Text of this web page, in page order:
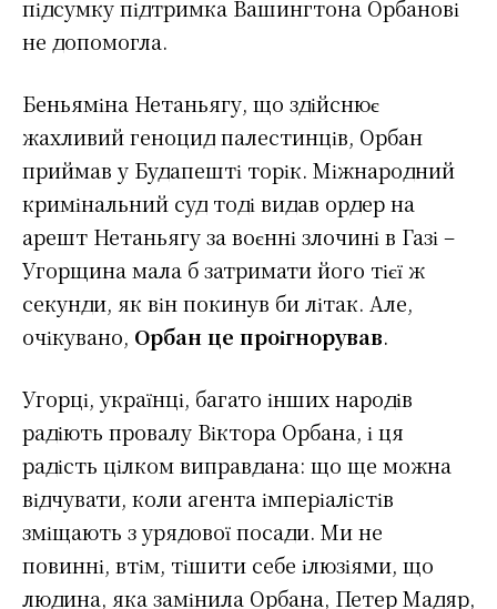
підсумку підтримка Вашингтона Орбанові
не допомогла.
Беньяміна Нетаньягу, що здійснює
жахливий геноцид палестинців, Орбан
приймав у Будапешті торік. Міжнародний
кримінальний суд тоді видав ордер на
арешт Нетаньягу за воєнні злочині в Газі –
Угорщина мала б затримати його тієї ж
секунди, як він покинув би літак. Але,
очікувано, Орбан це проігнорував.
Угорці, українці, багато інших народів
радіють провалу Віктора Орбана, і ця
радість цілком виправдана: що ще можна
відчувати, коли агента імперіалістів
зміщають з урядової посади. Ми не
повинні, втім, тішити себе ілюзіями, що
людина, яка замінила Орбана, Петер Мадяр,